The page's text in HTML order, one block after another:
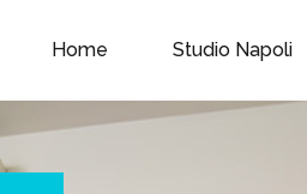
Home Studio Napoli